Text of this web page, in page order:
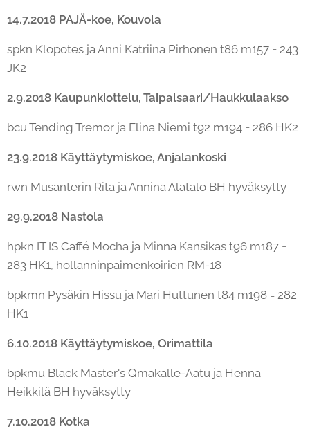
14.7.2018 PAJÄ-koe, Kouvola
spkn Klopotes ja Anni Katriina Pirhonen t86 m157 = 243
JK2
2.9.2018 Kaupunkiottelu, Taipalsaari/Haukkulaakso
bcu Tending Tremor ja Elina Niemi t92 m194 = 286 HK2
23.9.2018 Käyttäytymiskoe, Anjalankoski
rwn Musanterin Rita ja Annina Alatalo BH hyväksytty
29.9.2018 Nastola
hpkn IT IS Caffé Mocha ja Minna Kansikas t96 m187 =
283 HK1, hollanninpaimenkoirien RM-18
bpkmn Pysäkin Hissu ja Mari Huttunen t84 m198 = 282
HK1
6.10.2018 Käyttäytymiskoe, Orimattila
bpkmu Black Master's Qmakalle-Aatu ja Henna
Heikkilä BH hyväksytty
7.10.2018 Kotka